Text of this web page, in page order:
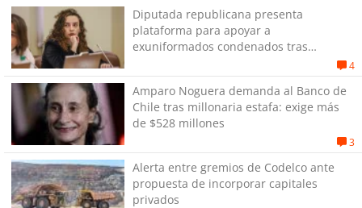
Diputada republicana presenta
plataforma para apoyar a
exuniformados condenados tras
4
Amparo Noguera demanda al Banco de
Chile tras millonaria estafa: exige más
de $528 millones
3
Alerta entre gremios de Codelco ante
propuesta de incorporar capitales
privados